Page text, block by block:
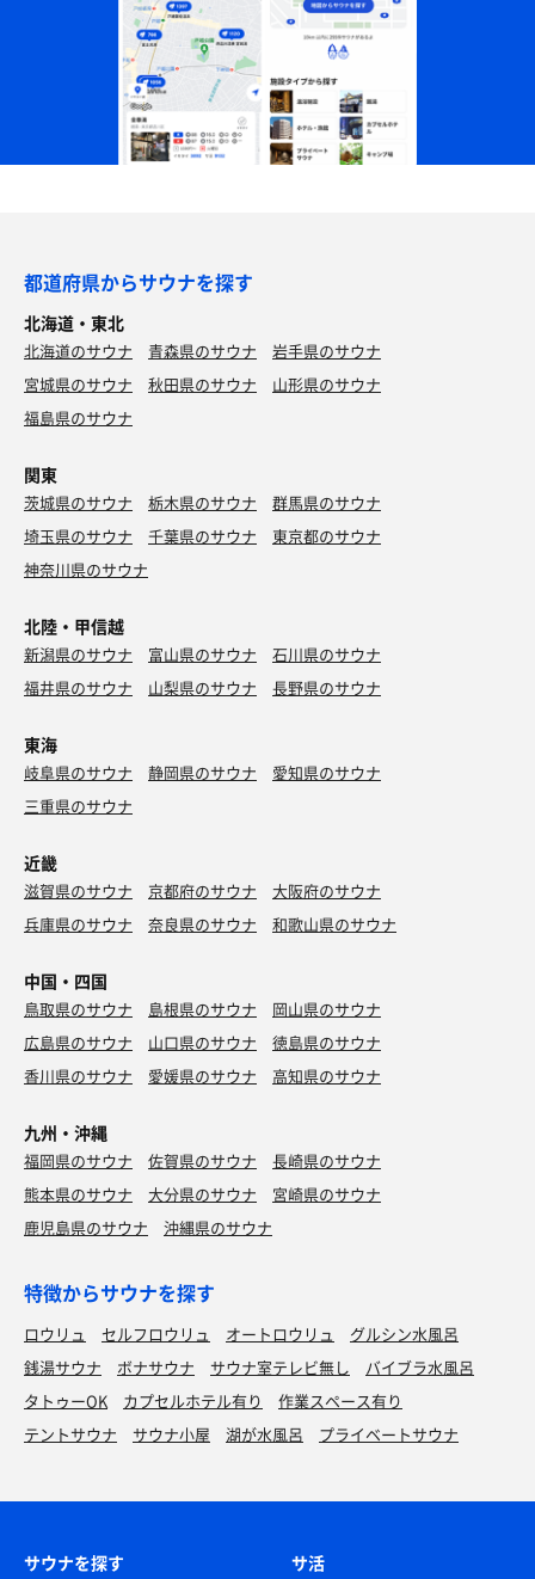
都道府県からサウナを探す
北海道・東北
北海道のサウナ 青森県のサウナ
岩手県のサウナ
宮城県のサウナ
秋田県のサウナ
山形県のサウナ
福島県のサウナ
関東
茨城県のサウナ 栃木県のサウナ
群馬県のサウナ
埼玉県のサウナ
千葉県のサウナ
東京都のサウナ
神奈川県のサウナ
北陸・甲信越
新潟県のサウナ 富山県のサウナ
石川県のサウナ
福井県のサウナ
山梨県のサウナ 長野県のサウナ
東海
岐阜県のサウナ 静岡県のサウナ
愛知県のサウナ
三重県のサウナ
近畿
滋賀県のサウナ 京都府のサウナ
大阪府のサウナ
兵庫県のサウナ
奈良県のサウナ 和歌山県のサウナ
中国・四国
鳥取県のサウナ 島根県のサウナ
岡山県のサウナ
広島県のサウナ
山口県のサウナ
徳島県のサウナ
香川県のサウナ
愛媛県のサウナ 高知県のサウナ
九州・沖縄
福岡県のサウナ 佐賀県のサウナ
長崎県のサウナ
熊本県のサウナ
大分県のサウナ
宮崎県のサウナ
鹿児島県のサウナ
沖縄県のサウナ
特徴からサウナを探す
ロウリュ セルフロウリュ オートロウリュ
グルシン水風呂
銭湯サウナ
ボナサウナ サウナ室テレビ無し
バイブラ水風呂
タトゥーOK
カプセルホテル有り
作業スペース有り
テントサウナ
サウナ小屋 湖が水風呂 プライベートサウナ
サウナを探す サ活